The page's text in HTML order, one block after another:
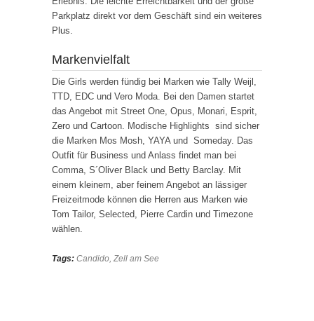
Parkplatz direkt vor dem Geschäft sind ein weiteres
Plus.
Markenvielfalt
Die Girls werden fündig bei Marken wie Tally Weijl,
TTD, EDC und Vero Moda. Bei den Damen startet
das Angebot mit Street One, Opus, Monari, Esprit,
Zero und Cartoon. Modische Highlights sind sicher
die Marken Mos Mosh, YAYA und Someday. Das
Outfit für Business und Anlass findet man bei
Comma, S´Oliver Black und Betty Barclay. Mit
einem kleinem, aber feinem Angebot an lässiger
Freizeitmode können die Herren aus Marken wie
Tom Tailor, Selected, Pierre Cardin und Timezone
wählen.
Tags: Candido, Zell am See